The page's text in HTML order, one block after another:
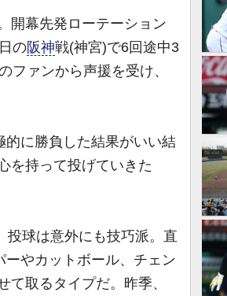
開幕先発ローテーション
の阪神戦(神宮)で6回途中3
ファンから声援を受け、
的に勝負した結果がいい結
を持って投げていきた
球は意外にも技巧派。直
やカットボール、チェン
て取るタイプだ。昨季、